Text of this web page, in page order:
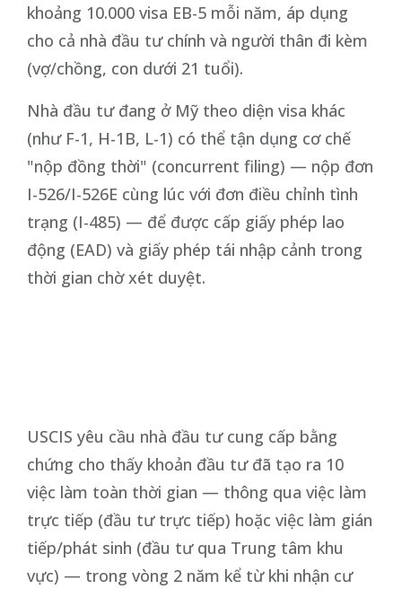
khoảng 10.000 visa EB-5 mỗi năm, áp dụng
cho cả nhà đầu tư chính và người thân đi kèm
(vợ/chồng, con dưới 21 tuổi).
Nhà đầu tư đang ở Mỹ theo diện visa khác
(như F-1, H-1B, L-1) có thể tận dụng cơ chế
"nộp đồng thời" (concurrent filing) — nộp đơn
I-526/I-526E cùng lúc với đơn điều chỉnh tình
trạng (I-485) — để được cấp giấy phép lao
động (EAD) và giấy phép tái nhập cảnh trong
thời gian chờ xét duyệt.
USCIS yêu cầu nhà đầu tư cung cấp bằng
chứng cho thấy khoản đầu tư đã tạo ra 10
việc làm toàn thời gian — thông qua việc làm
trực tiếp (đầu tư trực tiếp) hoặc việc làm gián
tiếp/phát sinh (đầu tư qua Trung tâm khu
vực) — trong vòng 2 năm kể từ khi nhận cư